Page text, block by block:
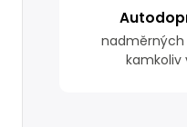
nadměrných
kamkoliv